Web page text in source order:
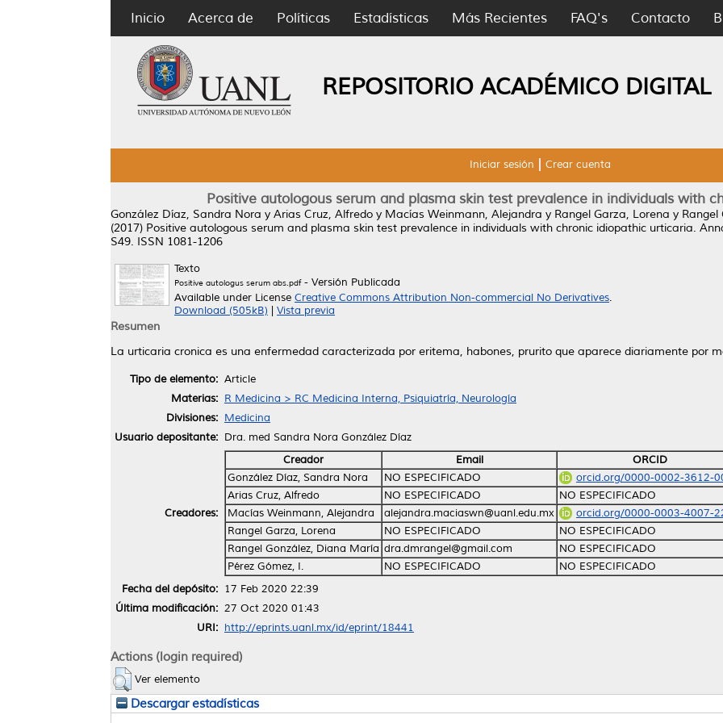
Inicio Acerca de Políticas Estadísticas Más Recientes FAQ's Contacto
REPOSITORIO ACADÉMICO DIGITAL
Iniciar sesión Crear cuenta
Positive autologous serum and plasma skin test prevalence in individuals with
González Díaz, Sandra Nora y Arias Cruz, Alfredo y Macías Weinmann, Alejandra y Rangel Garza, Lorena y Rangel
(2017) Positive autologous serum and plasma skin test prevalence in individuals with chronic idiopathic urticaria.
S49. ISSN 1081-1206
Texto
Positive autologus serum abs.pdf- Versión Publicada
Available under License Creative Commons Attribution Non-commercial No Derivatives.
Download (505kB)
Vista previa
Resumen
La urticaria cronica es una enfermedad caracterizada por eritema, habones, prurito que aparece diariamente por
Tipo de elemento: Article
Materias: R Medicina > RC Medicina Interna, Psiquiatría, Neurología
Divisiones: Medicina
Usuario depositante: Dra. med Sandra Nora González Díaz
Creadores:
Creador Email
ORCID
González Díaz, Sandra Nora
NO ESPECIFICADO
orcid.org/0000-0002-3612-
Arias Cruz, Alfredo
NO ESPECIFICADO
NO ESPECIFICADO
Macías Weinmann, Alejandra
alejandra.maciaswn@uanl.edu.mx
orcid.org/0000-0003-4007-
Rangel Garza, Lorena
NO ESPECIFICADO
NO ESPECIFICADO
Rangel González, Diana María dra.dmrangel@gmail.com
NO ESPECIFICADO
Pérez Gómez, I.
NO ESPECIFICADO
NO ESPECIFICADO
Fecha del depósito: 17 Feb 2020 22:39
Última modificación: 27 Oct 2020 01:43
URI: http://eprints.uanl.mx/id/eprint/18441
Actions (login required)
Ver elemento
Descargar estadísticas